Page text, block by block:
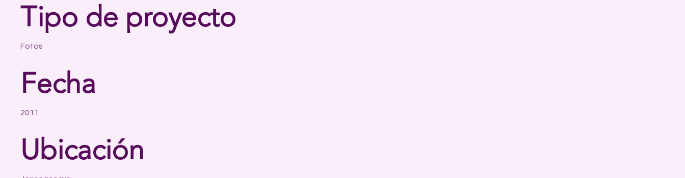
Tipo de proyecto
Fotos
Fecha
2011
Ubicación